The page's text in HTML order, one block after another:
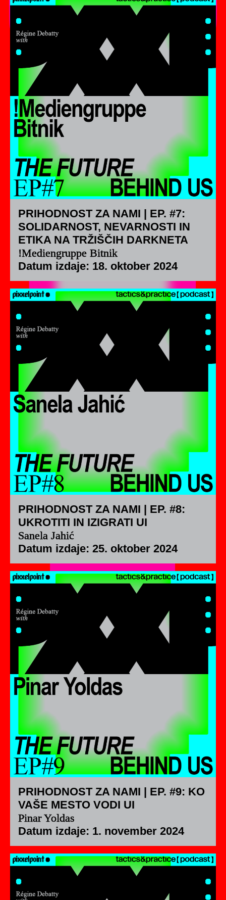
PRIHODNOST ZA NAMI | EP. #7:
SOLIDARNOST, NEVARNOSTI IN
ETIKA NA TRŽIŠČIH DARKNETA
!Mediengruppe Bitnik
Datum izdaje: 18. oktober 2024
PRIHODNOST ZA NAMI | EP. #8:
UKROTITI IN IZIGRATI UI
Sanela Jahić
Datum izdaje: 25. oktober 2024
PRIHODNOST ZA NAMI | EP. #9: KO
VAŠE MESTO VODI UI
Pinar Yoldas
Datum izdaje: 1. november 2024